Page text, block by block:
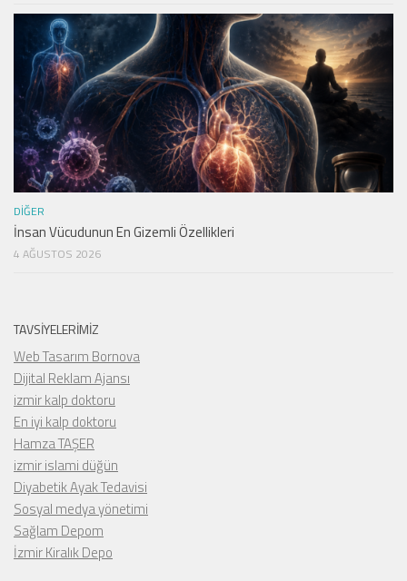
DIĞER
İnsan Vücudunun En Gizemli Özellikleri
4 AĞUSTOS 2026
TAVSIYELERIMIZ
Web Tasarım Bornova
Dijital Reklam Ajansı
izmir kalp doktoru
En iyi kalp doktoru
Hamza TAŞER
izmir islami düğün
Diyabetik Ayak Tedavisi
Sosyal medya yönetimi
Sağlam Depom
İzmir Kiralık Depo